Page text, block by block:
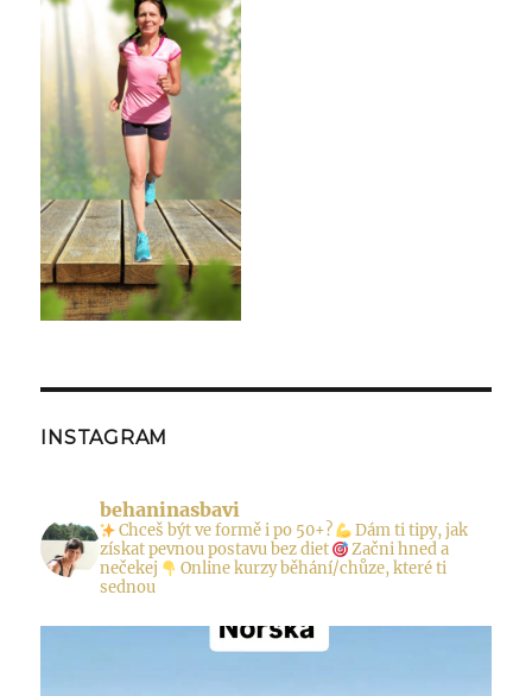
INSTAGRAM
behaninasbavi
Chceš být ve formě i po 50+?
Dám ti tipy, jak
získat pevnou postavu bez diet
Začni hned a
nečekej
Online kurzy běhání/chůze, které ti
sednou